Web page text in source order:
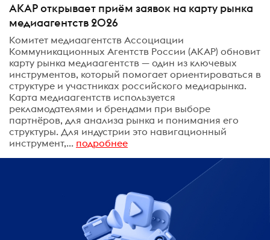
АКАР открывает приём заявок на карту рынка
медиаагентств 2026
Комитет медиаагентств Ассоциации
Коммуникационных Агентств России (АКАР) обновит
карту рынка медиаагентств — один из ключевых
инструментов, который помогает ориентироваться в
структуре и участниках российского медиарынка.
Карта медиаагентств используется
рекламодателями и брендами при выборе
партнёров, для анализа рынка и понимания его
структуры. Для индустрии это навигационный
инструмент,... подробнее